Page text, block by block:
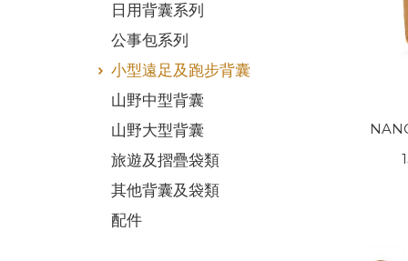
日用背囊系列
公事包系列
小型遠足及跑步背囊
山野中型背囊
山野大型背囊
旅遊及摺疊袋類
其他背囊及袋類
配件